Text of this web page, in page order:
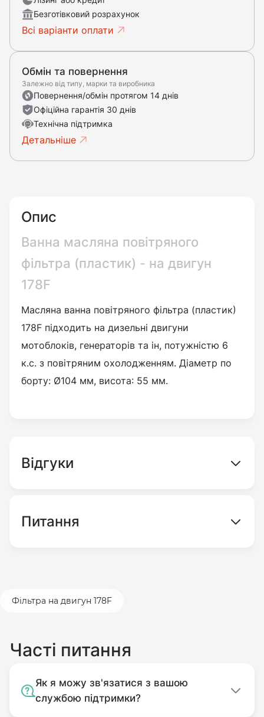
Безготівковий розрахунок
Всі варіанти оплати
Обмін та повернення
Залежно від типу, марки та виробника
Повернення/обмін протягом 14 днів
Офіційна гарантія 30 днів
Технічна підтримка
Детальніше
Опис
Ванна масляна повітряного
фільтра (пластик) - на двигун
178F
Масляна ванна повітряного фільтра (пластик)
178F підходить на дизельні двигуни
мотоблоків, генераторів та ін, потужністю 6
к.с. з повітряним охолодженням. Діаметр по
борту: Ø104 мм, висота: 55 мм.
Відгуки
Питання
Фільтра на двигун 178F
Часті питання
Як я можу зв'язатися з вашою
службою підтримки?